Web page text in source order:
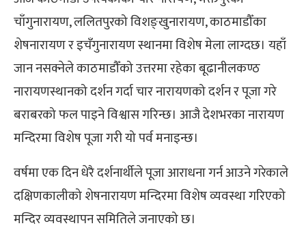
चाँगुनारायण, ललितपुरको विशङ्खुनारायण, काठमाडौँका
शेषनारायण र इचँगुनारायण स्थानमा विशेष मेला लाग्दछ। यहाँ
जान नसक्नेले काठमाडौँको उत्तरमा रहेका बूढानीलकण्ठ
नारायणस्थानको दर्शन गर्दा चार नारायणको दर्शन र पूजा गरे
बराबरको फल पाइने विश्वास गरिन्छ। आजै देशभरका नारायण
मन्दिरमा विशेष पूजा गरी यो पर्व मनाइन्छ।
वर्षमा एक दिन धेरै दर्शनार्थीले पूजा आराधना गर्न आउने गरेकाले
दक्षिणकालीको शेषनारायण मन्दिरमा विशेष व्यवस्था गरिएको
मन्दिर व्यवस्थापन समितिले जनाएको छ।